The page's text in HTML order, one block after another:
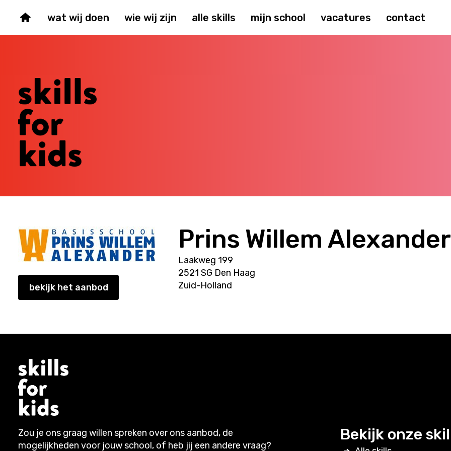
wat wij doen wie wij zijn alle skills mijn school vacatures contact
bekijk het aanbod
Prins Willem Alexander
Laakweg 199
2521 SG Den Haag
Zuid-Holland
Zou je ons graag willen spreken over ons aanbod, de
mogelijkheden voor jouw school, of heb jij een andere vraag?
Bekijk onze